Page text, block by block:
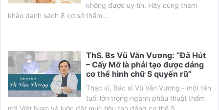
không được uy tín. Hãy cùng tham
khảo danh sách 8 cơ sở thẩm...
ThS. Bs Vũ Văn Vương: “Đã Hút
– Cấy Mỡ là phải tạo được dáng
cơ thể hình chữ S quyến rũ”
Thạc sĩ, Bác sĩ Vũ Văn Vương - một tên
tuổi lớn trong ngành phẫu thuật thẩm
mỹ Việt Nam và luôn đặt mục tiêu tạo dáng cơ thể S...